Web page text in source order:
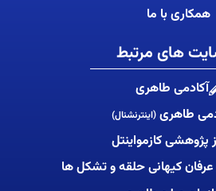
همکاری با ما
های مرتبط
آکادمی طاهری
طاهری (اینترنشنال)
پژوهشی کازمواینتل
کیهانی حلقه و تشکل ها